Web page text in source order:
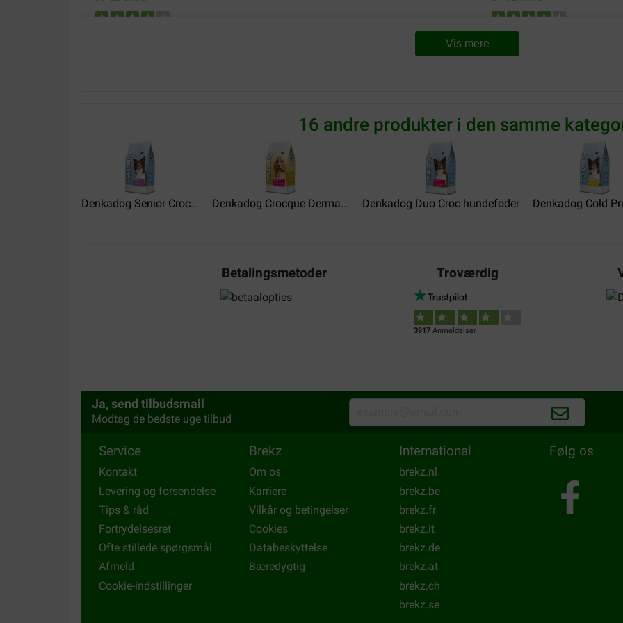
Prima voer. Onze vorige
Translate to English
Translate to English
Voer het al jaren. Vacht blijft
Brigitte Busch
Piet groot
Translate to English
Vis mere
16 andre produkter i den samme
Denkadog Senior Croc... Denkadog Crocque Derma... Denkadog Duo Croc hundefoder Denkadog Cold
Betalingsmetoder Troværdig
3917Anmeldelser
Ja, send tilbudsmail
Modtag de bedste uge tilbud
Service
Kontakt
Levering og forsendelse
Tips & råd
Fortrydelsesret
Ofte stillede spørgsmål
Afmeld
Cookie-indstillinger
Brekz
Om os
Karriere
Vilkår og betingelser
Cookies
Databeskyttelse
Bæredygtig
International
brekz.nl
brekz.be
brekz.fr
brekz.it
brekz.de
brekz.at
brekz.ch
brekz.se
Følg os